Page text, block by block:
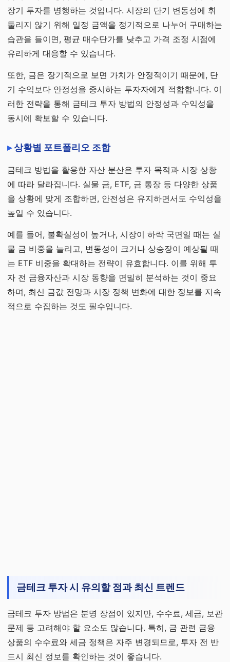
장기 투자를 병행하는 것입니다. 시장의 단기 변동성에 휘
둘리지 않기 위해 일정 금액을 정기적으로 나누어 구매하는
습관을 들이면, 평균 매수단가를 낮추고 가격 조정 시점에
유리하게 대응할 수 있습니다.
또한, 금은 장기적으로 보면 가치가 안정적이기 때문에, 단
기 수익보다 안정성을 중시하는 투자자에게 적합합니다. 이
러한 전략을 통해 금테크 투자 방법의 안정성과 수익성을
동시에 확보할 수 있습니다.
상황별 포트폴리오 조합
금테크 방법을 활용한 자산 분산은 투자 목적과 시장 상황
에 따라 달라집니다. 실물 금, ETF, 금 통장 등 다양한 상품
을 상황에 맞게 조합하면, 안전성은 유지하면서도 수익성을
높일 수 있습니다.
예를 들어, 불확실성이 높거나, 시장이 하락 국면일 때는 실
물 금 비중을 늘리고, 변동성이 크거나 상승장이 예상될 때
는 ETF 비중을 확대하는 전략이 유효합니다. 이를 위해 투
자 전 금융자산과 시장 동향을 면밀히 분석하는 것이 중요
하며, 최신 금값 전망과 시장 정책 변화에 대한 정보를 지속
적으로 수집하는 것도 필수입니다.
금테크 투자 시 유의할 점과 최신 트렌드
금테크 투자 방법은 분명 장점이 있지만, 수수료, 세금, 보관
문제 등 고려해야 할 요소도 많습니다. 특히, 금 관련 금융
상품의 수수료와 세금 정책은 자주 변경되므로, 투자 전 반
드시 최신 정보를 확인하는 것이 좋습니다.